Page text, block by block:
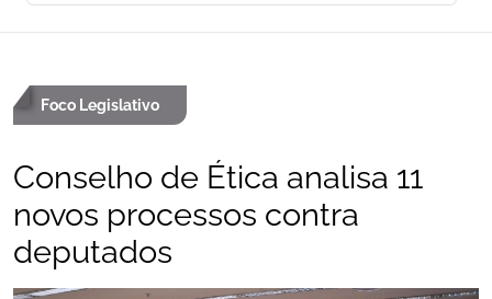
Foco Legislativo
Conselho de Ética analisa 11
novos processos contra
deputados